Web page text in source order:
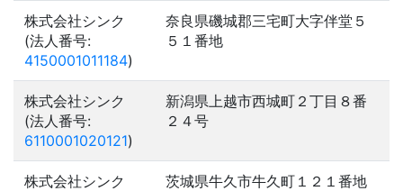
株式会社シンク
(法人番号:
4150001011184)
奈良県磯城郡三宅町大字伴堂５
５１番地
株式会社シンク
(法人番号:
6110001020121)
新潟県上越市西城町２丁目８番
２４号
株式会社シンク
茨城県牛久市牛久町１２１番地